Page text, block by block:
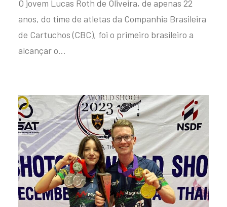
O jovem Lucas Roth de Oliveira, de apenas 22
anos, do time de atletas da Companhia Brasileira
de Cartuchos (CBC), foi o primeiro brasileiro a
alcançar o…